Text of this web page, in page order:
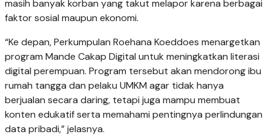
masih banyak korban yang takut melapor karena berbagai
faktor sosial maupun ekonomi.
“Ke depan, Perkumpulan Roehana Koeddoes menargetkan
program Mande Cakap Digital untuk meningkatkan literasi
digital perempuan. Program tersebut akan mendorong ibu
rumah tangga dan pelaku UMKM agar tidak hanya
berjualan secara daring, tetapi juga mampu membuat
konten edukatif serta memahami pentingnya perlindungan
data pribadi,” jelasnya.